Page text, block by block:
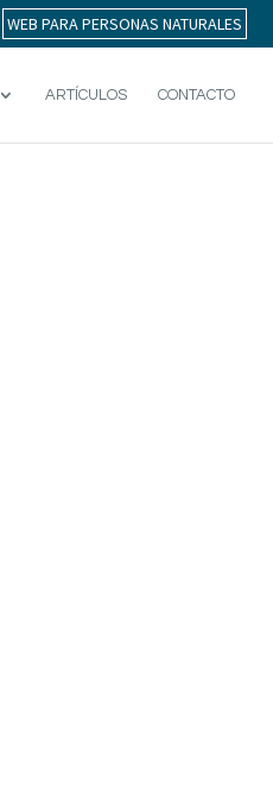
WEB PARA PERSONAS NATURALES
ARTÍCULOS CONTACTO